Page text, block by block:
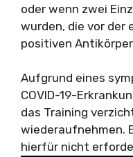
oder wenn zwei
wurden, die vor der
positiven
Aufgrund eines
COVID-19-
das Training
wiederaufnehmen.
hierfür nicht